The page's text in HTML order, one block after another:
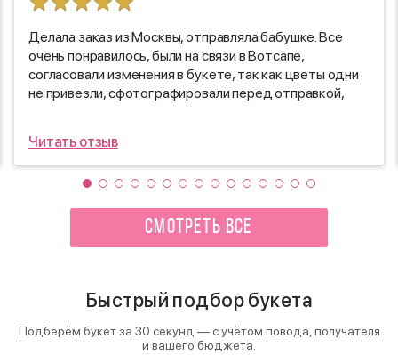
Делала заказ из Москвы, отправляла бабушке. Все
очень понравилось, были на связи в Вотсапе,
согласовали изменения в букете, так как цветы одни
не привезли, сфотографировали перед отправкой,
Большое спасибо!:) буду заказывать ещё.
Читать отзыв
СМОТРЕТЬ ВСЕ
Быстрый подбор букета
Подберём букет за 30 секунд — с учётом повода, получателя
и вашего бюджета.